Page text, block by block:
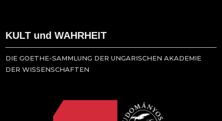
KULT und WAHRHEIT
DIE GOETHE-SAMMLUNG DER UNGARISCHEN AKADEMIE
DER WISSENSCHAFTEN